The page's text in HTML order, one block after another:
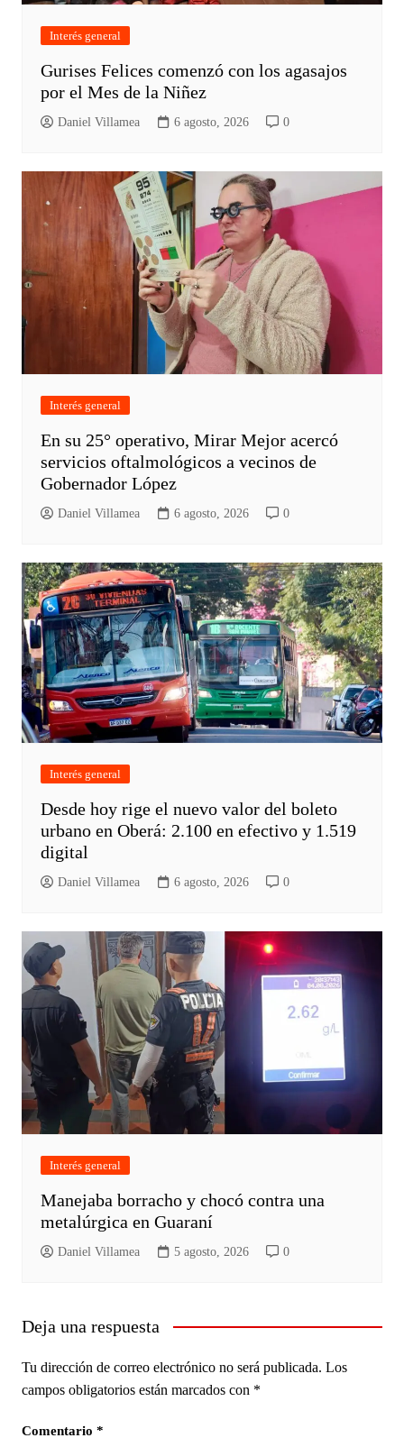
Interés general
Gurises Felices comenzó con los agasajos
por el Mes de la Niñez
Daniel Villamea 6 agosto, 2026 0
Interés general
En su 25° operativo, Mirar Mejor acercó
servicios oftalmológicos a vecinos de
Gobernador López
Daniel Villamea 6 agosto, 2026 0
Interés general
Desde hoy rige el nuevo valor del boleto
urbano en Oberá: 2.100 en efectivo y 1.519
digital
Daniel Villamea 6 agosto, 2026 0
Interés general
Manejaba borracho y chocó contra una
metalúrgica en Guaraní
Daniel Villamea 5 agosto, 2026 0
Deja una respuesta
Tu dirección de correo electrónico no será publicada. Los
campos obligatorios están marcados con *
Comentario *